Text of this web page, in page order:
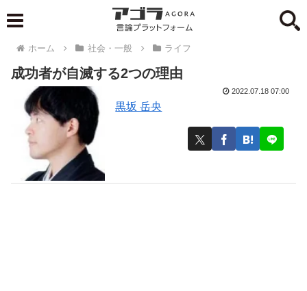
ホーム 社会・一般 ライフ
成功者が自滅する2つの理由
黒坂 岳央
2022.07.18 07:00